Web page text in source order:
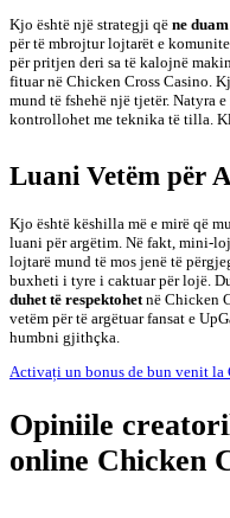
Kjo është një strategji që ne
për të mbrojtur lojtarët e
për pritjen deri sa të kalojnë
fituar në Chicken Cross Casino.
mund të fshehë një tjetër. Natyra
kontrollohet me teknika të tilla.
Luani Vetëm për
Kjo është këshilla më e mirë që
luani për argëtim. Në fakt, mini-
lojtarë mund të mos jenë të
buxheti i tyre i caktuar për lojë.
duhet të respektohetnë Chicken
vetëm për të argëtuar fansat e
humbni gjithçka.
Activați un bonus de bun venit la
Opiniile
online Chicken